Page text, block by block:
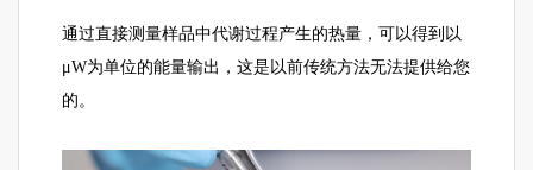
通过直接测量样品中代谢过程产生的热量，可以得到以
μW为单位的能量输出，这是以前传统方法无法提供给您
的。